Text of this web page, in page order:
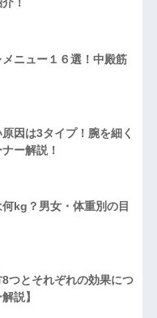
！
ニュー１６選！中殿筋
因は3タイプ！腕を細く
ー解説！
kg？男女・体重別の目
つとそれぞれの効果につ
説】